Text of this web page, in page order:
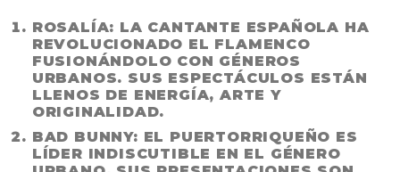
ROSALÍA: LA CANTANTE ESPAÑOLA HA
REVOLUCIONADO EL FLAMENCO
FUSIONÁNDOLO CON GÉNEROS
URBANOS. SUS ESPECTÁCULOS ESTÁN
LLENOS DE ENERGÍA, ARTE Y
ORIGINALIDAD.
BAD BUNNY: EL PUERTORRIQUEÑO ES
LÍDER INDISCUTIBLE EN EL GÉNERO